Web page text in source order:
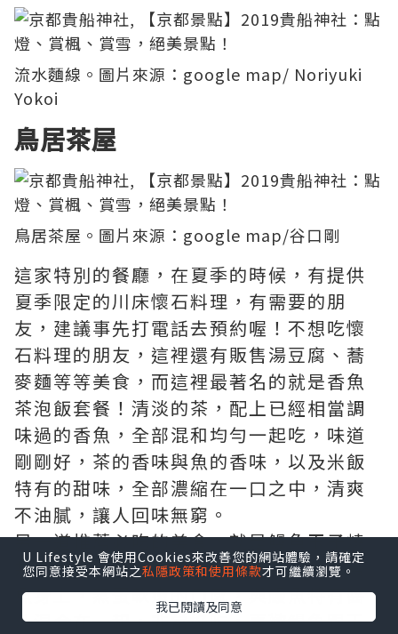
流水麵線。圖片來源： google map/ Noriyuki
Yokoi
鳥居茶屋
鳥居茶屋。圖片來源： google map/谷口剛
這家特別的餐廳，在夏季的時候，有提供
夏季限定的川床懷石料理，有需要的朋
友，建議事先打電話去預約喔！不想吃懷
石料理的朋友，這裡還有販售湯豆腐、蕎
麥麵等等美食，而這裡最著名的就是香魚
茶泡飯套餐！清淡的茶，配上已經相當調
味過的香魚，全部混和均勻一起吃，味道
剛剛好，茶的香味與魚的香味，以及米飯
特有的甜味，全部濃縮在一口之中，清爽
不油膩，讓人回味無窮。
另一道推薦必吃的美食，就是鰻魚玉子燒
丼飯！巨大蓬鬆的玉子燒，厚實的蓋在鰻
魚身上，蒸蛋軟嫩的口感，與鰻魚特有醬
汁混合在一起，非常好吃，喜歡鰻魚跟玉
U Lifestyle 會使用Cookies來改善您的網站體驗，請確定
您同意接受本網站之私隱政策和使用條款才可繼續瀏覽。
我已閱讀及同意